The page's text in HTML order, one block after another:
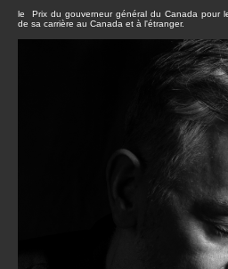
le Prix du gouverneur général du Canada pour
de sa carrière au Canada et à l'étranger.